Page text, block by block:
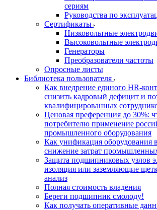
сериям
Руководства по
Сертификаты
Низковольтные
Высоковольтные
Генераторы
Преобразователи частоты
Опросные листы
Библиотека пользователя
Как внедрение единого HR-
снизить кадровый дефицит и
квалифицированных
Ценовая преференция до 30%:
потребителю применение
промышленного оборудования
Как унификация оборудования
снижение затрат
Защита подшипниковых узлов
изоляция или заземляющие
анализ
Полная стоимость владения
Береги подшипник смолоду!
Как получать оперативные